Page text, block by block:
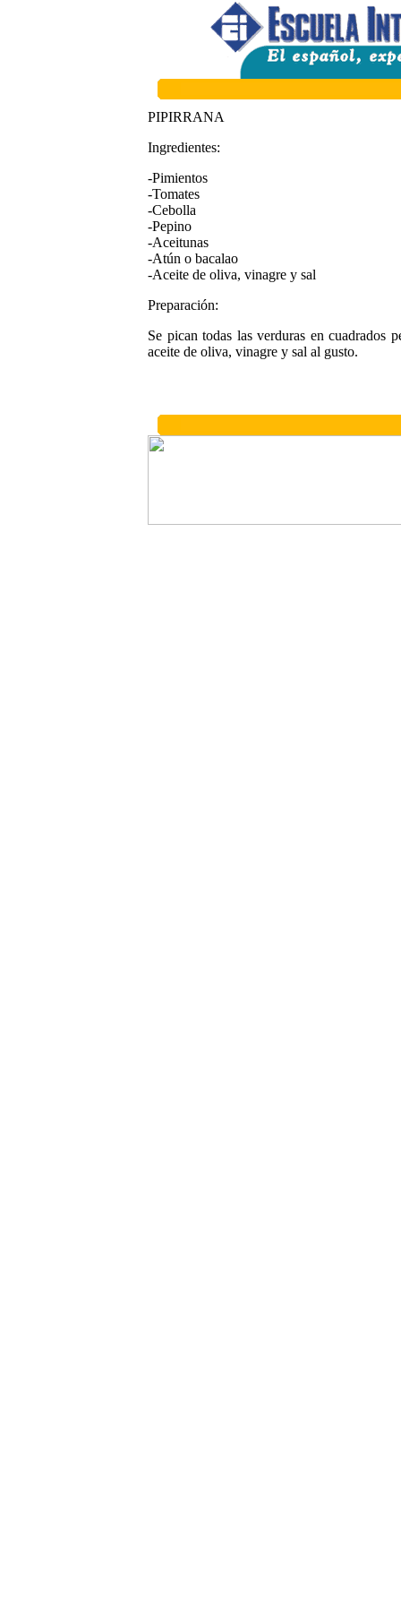
PIPIRRANA
Ingredientes:
-Pimientos
-Tomates
-Cebolla
-Pepino
-Aceitunas
-Atún o bacalao
-Aceite de oliva, vinagre y sal
Preparación:
Se pican todas las verduras en cuadrados
aceite de oliva, vinagre y sal al gusto.